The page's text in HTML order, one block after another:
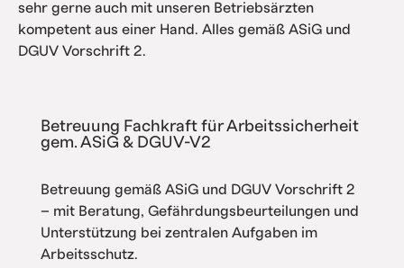
sehr gerne auch mit unseren Betriebsärzten
kompetent aus einer Hand. Alles gemäß ASiG und
DGUV Vorschrift 2.
Betreuung Fachkraft für Arbeitssicherheit
gem. ASiG & DGUV-V2
Betreuung gemäß ASiG und DGUV Vorschrift 2
– mit Beratung, Gefährdungsbeurteilungen und
Unterstützung bei zentralen Aufgaben im
Arbeitsschutz.